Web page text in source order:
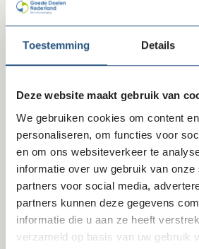
Toestemming Details
Deze website maakt gebruik van
We gebruiken cookies om content
personaliseren, om functies voor
en om ons websiteverkeer te
informatie over uw gebruik van onze
partners voor social media,
partners kunnen deze gegevens
informatie die u aan ze heeft
verzameld op basis van uw gebruik
Downloads
Morele oordeelsvorming
Inschrijven